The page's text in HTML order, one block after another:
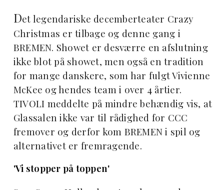
Det legendariske decemberteater Crazy
Christmas er tilbage og denne gang i
BREMEN. Showet er desværre en afslutning
ikke blot på showet, men også en tradition
for mange danskere, som har fulgt Vivienne
McKee og hendes team i over 4 årtier.
TIVOLI meddelte på mindre behændig vis, at
Glassalen ikke var til rådighed for CCC
fremover og derfor kom BREMEN i spil og
alternativet er fremragende.
'Vi stopper på toppen'